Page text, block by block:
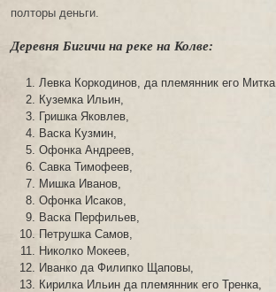
полторы деньги.
Деревня Бигичи на реке на Колве:
Левка Коркодинов, да племянник его Митка,
Куземка Ильин,
Гришка Яковлев,
Васка Кузмин,
Офонка Андреев,
Савка Тимофеев,
Мишка Иванов,
Офонка Исаков,
Васка Перфильев,
Петрушка Самов,
Николко Мокеев,
Иванко да Филипко Щаповы,
Кирилка Ильин да племянник его Тренка,